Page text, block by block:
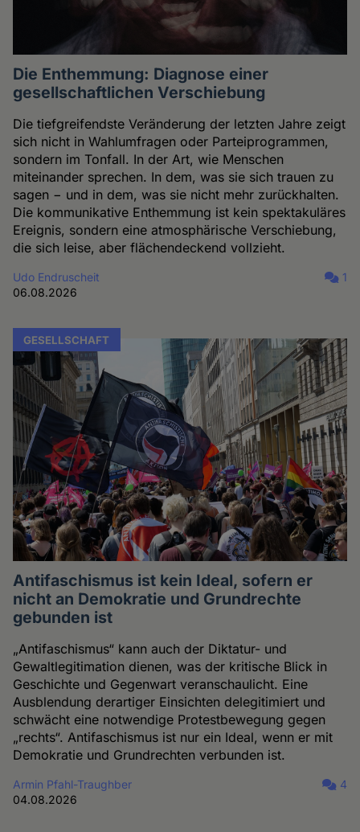
Die Enthemmung: Diagnose einer
gesellschaftlichen Verschiebung
Die tiefgreifendste Veränderung der letzten Jahre zeigt
sich nicht in Wahlumfragen oder Parteiprogrammen,
sondern im Tonfall. In der Art, wie Menschen
miteinander sprechen. In dem, was sie sich trauen zu
sagen − und in dem, was sie nicht mehr zurückhalten.
Die kommunikative Enthemmung ist kein spektakuläres
Ereignis, sondern eine atmosphärische Verschiebung,
die sich leise, aber flächendeckend vollzieht.
Udo Endruscheit
06.08.2026
1
GESELLSCHAFT
Antifaschismus ist kein Ideal, sofern er
nicht an Demokratie und Grundrechte
gebunden ist
„Antifaschismus“ kann auch der Diktatur- und
Gewaltlegitimation dienen, was der kritische Blick in
Geschichte und Gegenwart veranschaulicht. Eine
Ausblendung derartiger Einsichten delegitimiert und
schwächt eine notwendige Protestbewegung gegen
„rechts“. Antifaschismus ist nur ein Ideal, wenn er mit
Demokratie und Grundrechten verbunden ist.
Armin Pfahl-Traughber
04.08.2026
4